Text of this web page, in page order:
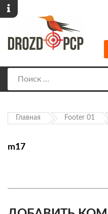
Главная Footer 01
m17